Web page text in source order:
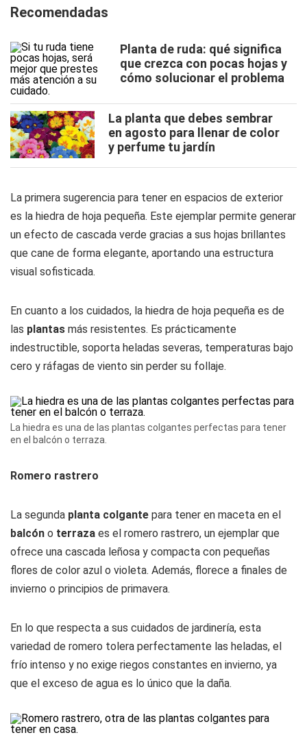
Recomendadas
Planta de ruda: qué significa
que crezca con pocas hojas y
cómo solucionar el problema
La planta que debes sembrar
en agosto para llenar de color
y perfume tu jardín
La primera sugerencia para tener en espacios de exterior
es la hiedra de hoja pequeña. Este ejemplar permite generar
un efecto de cascada verde gracias a sus hojas brillantes
que cane de forma elegante, aportando una estructura
visual sofisticada.
En cuanto a los cuidados, la hiedra de hoja pequeña es de
las plantas más resistentes. Es prácticamente
indestructible, soporta heladas severas, temperaturas bajo
cero y ráfagas de viento sin perder su follaje.
La hiedra es una de las plantas colgantes perfectas para tener
en el balcón o terraza.
Romero rastrero
La segunda planta colgante para tener en maceta en el
balcón o terraza es el romero rastrero, un ejemplar que
ofrece una cascada leñosa y compacta con pequeñas
flores de color azul o violeta. Además, florece a finales de
invierno o principios de primavera.
En lo que respecta a sus cuidados de jardinería, esta
variedad de romero tolera perfectamente las heladas, el
frío intenso y no exige riegos constantes en invierno, ya
que el exceso de agua es lo único que la daña.